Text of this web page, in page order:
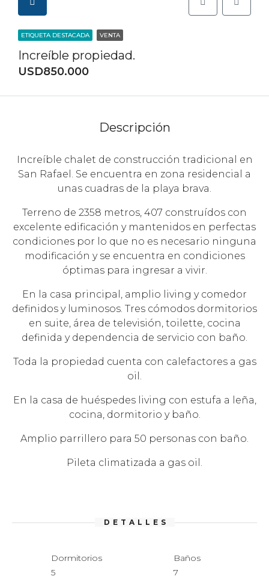
ETIQUETA DESTACADA VENTA
Increíble propiedad.
USD850.000
Descripción
Increíble chalet de construcción tradicional en
San Rafael. Se encuentra en zona residencial a
unas cuadras de la playa brava.
Terreno de 2358 metros, 407 construídos con
excelente edificación y mantenidos en perfectas
condiciones por lo que no es necesario ninguna
modificación y se encuentra en condiciones
óptimas para ingresar a vivir.
En la casa principal, amplio living y comedor
definidos y luminosos. Tres cómodos dormitorios
en suite, área de televisión, toilette, cocina
definida y dependencia de servicio con baño.
Toda la propiedad cuenta con calefactores a gas
oil.
En la casa de huéspedes living con estufa a leña,
cocina, dormitorio y baño.
Amplio parrillero para 50 personas con baño.
Pileta climatizada a gas oil.
DETALLES
Dormitorios
5
Baños
7